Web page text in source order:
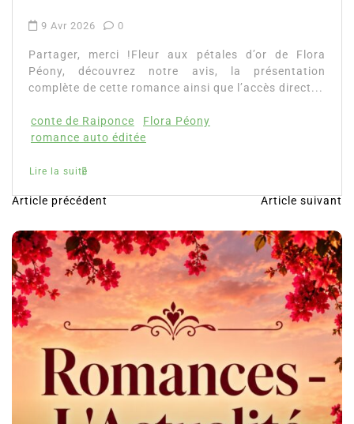
9 Avr 2026 0
Partager, merci !Fleur aux pétales d’or de Flora
Péony, découvrez notre avis, la présentation
complète de cette romance ainsi que l’accès direct...
conte de Raiponce
Flora Péony
romance auto éditée
Lire la suite
N
a
v
i
g
a
t
Article précédent Article suivant